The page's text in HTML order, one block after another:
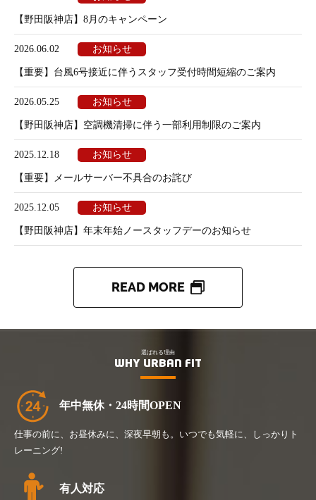
【野田阪神店】8月のキャンペーン
2026.06.02 お知らせ
【重要】台風6号接近に伴うスタッフ受付時間短縮のご案内
2026.05.25 お知らせ
【野田阪神店】空調機清掃に伴う一部利用制限のご案内
2025.12.18 お知らせ
【重要】メールサーバー不具合のお詫び
2025.12.05 お知らせ
【野田阪神店】年末年始ノースタッフデーのお知らせ
READ MORE
選ばれる理由
WHY URBAN FIT
年中無休・24時間OPEN
仕事の前に、お昼休みに、深夜早朝も。いつでも気軽に、しっかりト
レーニング!
有人対応